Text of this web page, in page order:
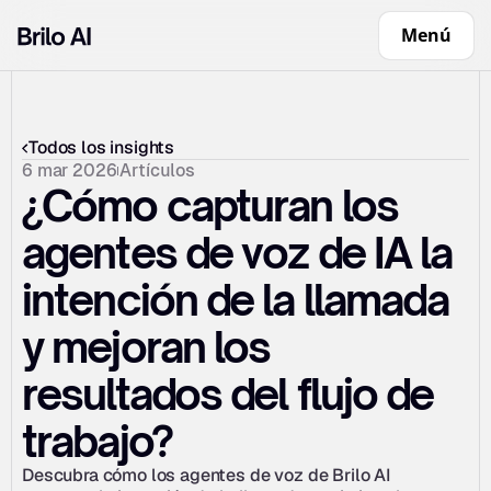
Menú
Todos los insights
6 mar 2026Artículos
¿Cómo capturan los
agentes de voz de IA la
intención de la llamada
y mejoran los
resultados del flujo de
trabajo?
Descubra cómo los agentes de voz de Brilo AI